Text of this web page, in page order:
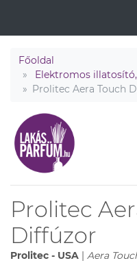
Főoldal
Elektromos
Prolitec Aera Touch
Prolitec
Diffúzor
Prolitec - USA | Aera